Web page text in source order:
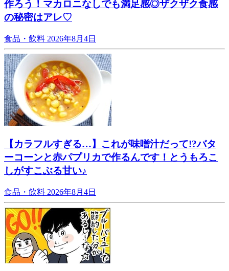
作ろう！マカロニなしでも満足感◎ザクザク食感
の秘密はアレ♡
食品・飲料 2026年8月4日
【カラフルすぎる…】これが味噌汁だって!?バタ
ーコーンと赤パプリカで作るんです！とうもろこ
しがすこぶる甘い♪
食品・飲料 2026年8月4日